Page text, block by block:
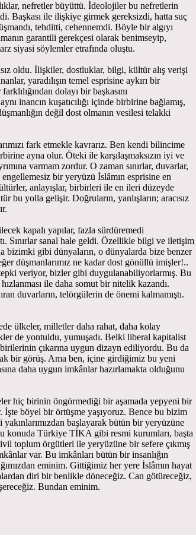
nefretler büyüttü. İdeolojiler bu nefretlerin
Başkası ile ilişkiye girmek gereksizdi, hatta suç
tehditti, cehennemdi. Böyle bir algıyı
garantili gerekçesi olarak benimseyip,
siyasi söylemler etrafında oluştu.
oldu. İlişkiler, dostluklar, bilgi, kültür alış verişi
yaradılışın temel esprisine aykırı bir
dolayı bir başkasını
inancın kuşatıcılığı içinde birbirine bağlamış,
değil dost olmanın vesilesi telakki
fark etmekle kavrarız. Ben kendi bilincime
ayna olur. Öteki ile karşılaşmaksızın iyi ve
varmam zordur. O zaman sınırlar, duvarlar,
bir yeryüzü İslâmın esprisine en
anlayışlar, birbirleri ile en ileri düzeyde
bu yolla gelişir. Doğruların, yanlışların; aracısız
kapalı yapılar, fazla sürdüremedi
Sınırlar sanal hale geldi. Özellikle bilgi ve iletişim
bizimki gibi dünyaların, o dünyalarda bize benzer
düşmanlarımız ne kadar dost gönüllü imişler!..
veriyor, bizler gibi duygulanabiliyorlarmış. Bu
ile daha somut bir nitelik kazandı.
duvarların, telörgülerin de önemi kalmamıştı.
ülkeler, milletler daha rahat, daha kolay
de yontuldu, yumuşadı. Belki liberal kapitalist
çıkarına uygun dizayn ediliyordu. Bu da
bir görüş. Ama ben, içine girdiğimiz bu yeni
daha uygun imkânlar hazırlamakta olduğunu
hiç birinin öngörmediği bir aşamada yepyeni bir
böyel bir örtüşme yaşıyoruz. Bence bu bizim
başlayarak bütün bir yeryüzüne
konuda Türkiye TİKA gibi resmi kurumları, başta
toplum örgütleri ile yeryüzüne bir sefere çıkmış
var. Bu imkânları bütün bir insanlığın
eminim. Gittiğimiz her yere İslâmın hayat
diri bir benlikle döneceğiz. Can götüreceğiz,
Bundan eminim.